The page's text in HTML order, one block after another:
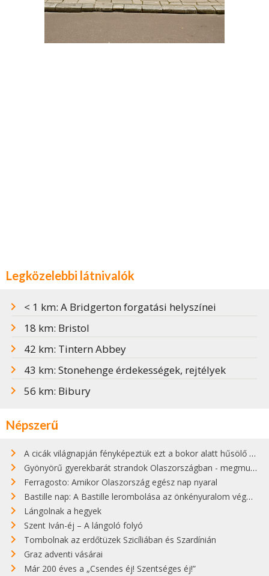
Legközelebbi látnivalók
< 1 km: A Bridgerton forgatási helyszínei
18 km: Bristol
42 km: Tintern Abbey
43 km: Stonehenge érdekességek, rejtélyek
56 km: Bibury
Népszerű
A cicák világnapján fényképeztük ezt a bokor alatt hűsölő cicát Kisorosziban
Gyönyörű gyerekbarát strandok Olaszországban - megmutatjuk a 15 legjobbat
Ferragosto: Amikor Olaszország egész nap nyaral
Bastille nap: A Bastille lerombolása az önkényuralom végét jelentette
Lángolnak a hegyek
Szent Iván-éj – A lángoló folyó
Tombolnak az erdőtüzek Szicíliában és Szardínián
Graz adventi vásárai
Már 200 éves a „Csendes éj! Szentséges éj!”